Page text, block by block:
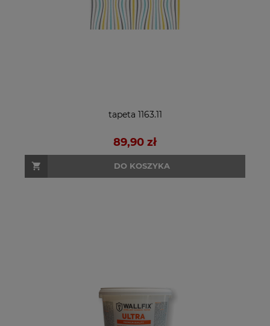
tapeta 1163.11
89,90 zł
DO KOSZYKA